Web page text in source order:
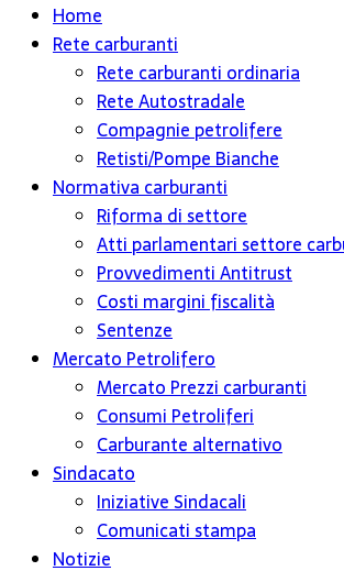
Home
Rete carburanti
Rete carburanti ordinaria
Rete Autostradale
Compagnie petrolifere
Retisti/Pompe Bianche
Normativa carburanti
Riforma di settore
Atti parlamentari settore
Provvedimenti Antitrust
Costi margini fiscalità
Sentenze
Mercato Petrolifero
Mercato Prezzi carburanti
Consumi Petroliferi
Carburante alternativo
Sindacato
Iniziative Sindacali
Comunicati stampa
Notizie